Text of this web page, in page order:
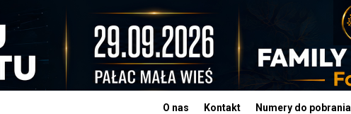
O nas Kontakt Numery do pobrania